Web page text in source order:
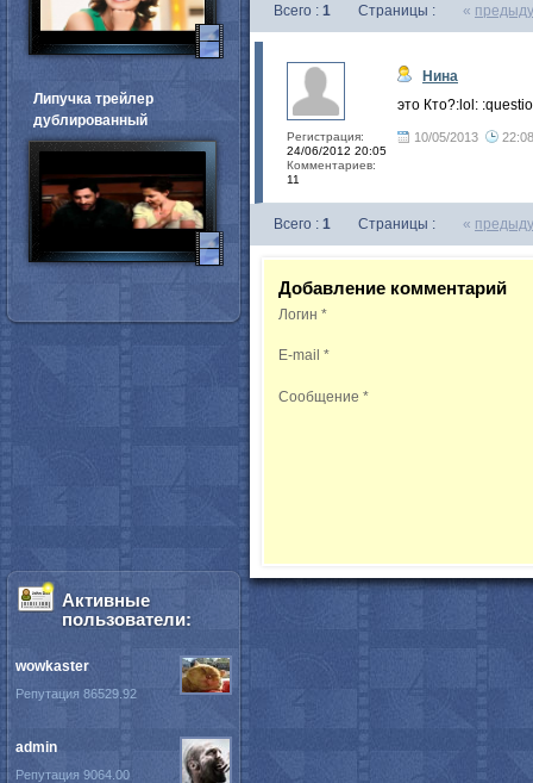
Всего : 1 Страницы : «
Регистрация:
24/06/2012 20:05
Комментариев:
11
Нина
это Кто?:lol:
10/05/2013 22:08
Всего : 1 Страницы : «
Добавление комментарий
Логин *
E-mail *
Сообщение *
Липучка трейлер
дублированный
Активные
пользователи:
wowkaster
Репутация 86529.92
admin
Репутация 9064.00